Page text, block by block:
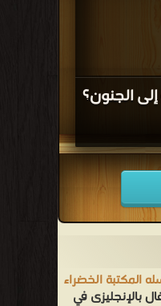
الجنون؟
المكتبة الخضراء
بالإنجليزى في